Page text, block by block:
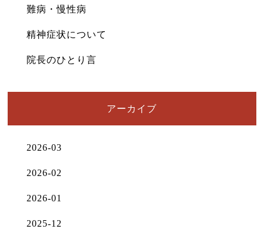
難病・慢性病
精神症状について
院長のひとり言
アーカイブ
2026-03
2026-02
2026-01
2025-12